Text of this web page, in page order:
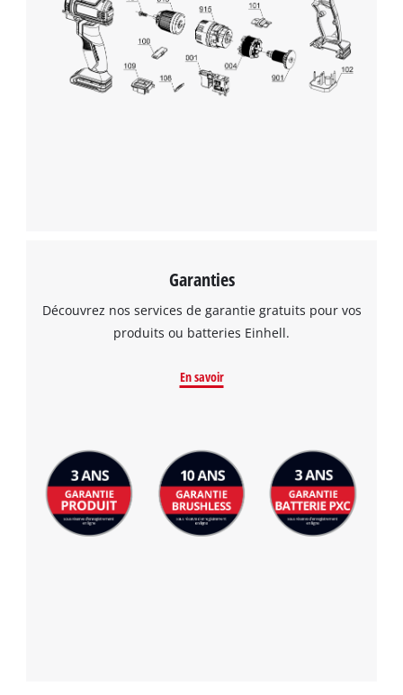
Garanties
Découvrez nos services de garantie gratuits pour vos
produits ou batteries Einhell.
En savoir